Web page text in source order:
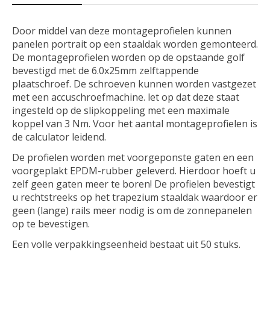
Door middel van deze montageprofielen kunnen
panelen portrait op een staaldak worden gemonteerd.
De montageprofielen worden op de opstaande golf
bevestigd met de 6.0x25mm zelftappende
plaatschroef. De schroeven kunnen worden vastgezet
met een accuschroefmachine. let op dat deze staat
ingesteld op de slipkoppeling met een maximale
koppel van 3 Nm. Voor het aantal montageprofielen is
de calculator leidend.
De profielen worden met voorgeponste gaten en een
voorgeplakt EPDM-rubber geleverd. Hierdoor hoeft u
zelf geen gaten meer te boren! De profielen bevestigt
u rechtstreeks op het trapezium staaldak waardoor er
geen (lange) rails meer nodig is om de zonnepanelen
op te bevestigen.
Een volle verpakkingseenheid bestaat uit 50 stuks.